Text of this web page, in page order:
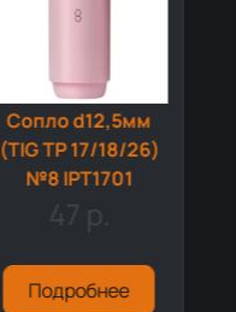
Сопло d12,5мм
(TIG TP 17/18/26)
№8 IPT1701
47 р.
Подробнее